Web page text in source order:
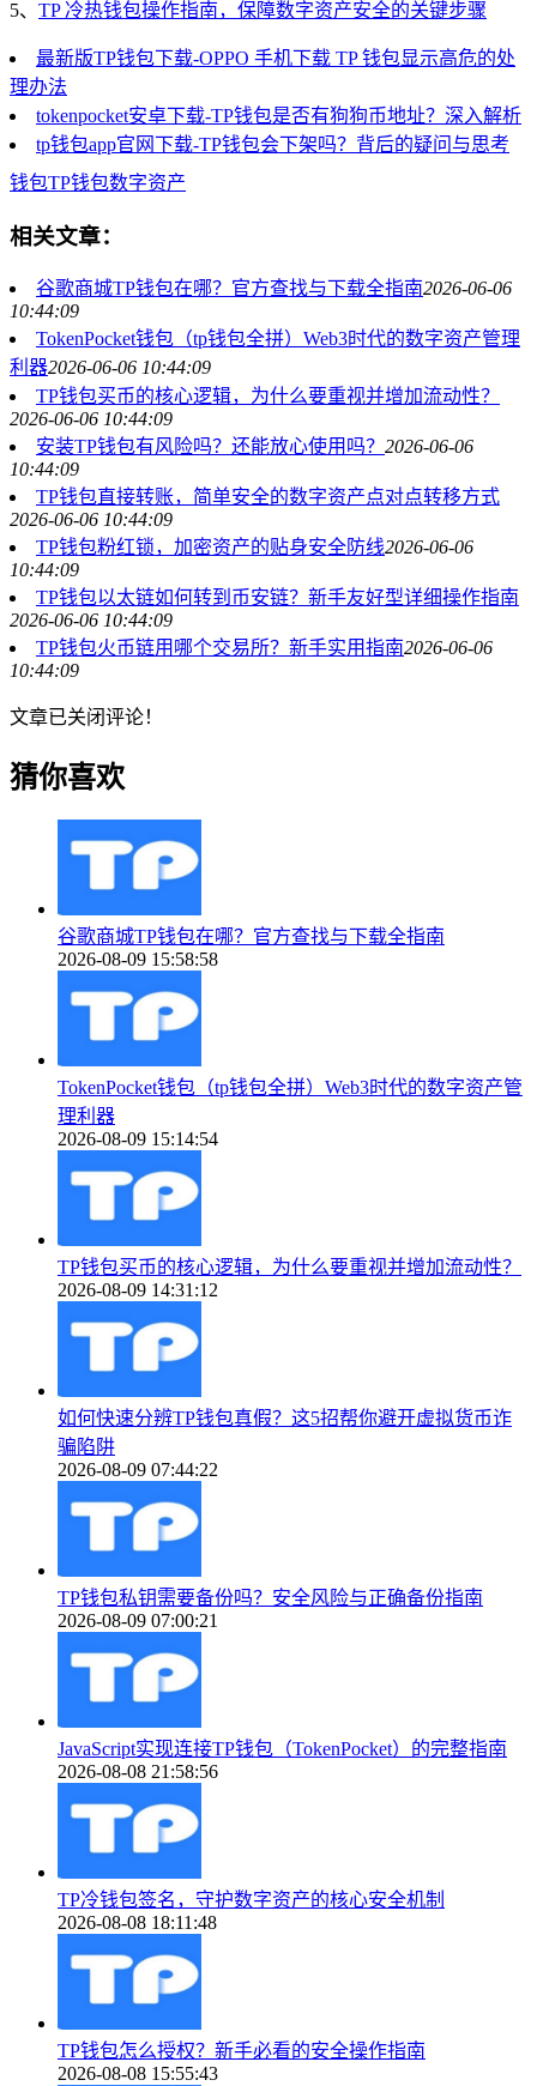
5、 TP 冷热钱包操作指南，保障数字资产安全的关键步骤
最新版TP钱包下载-OPPO 手机下载 TP 钱包显示高危的处
理办法
tokenpocket安卓下载-TP钱包是否有狗狗币地址？深入解析
tp钱包app官网下载-TP钱包会下架吗？背后的疑问与思考
钱包TP钱包数字资产
相关文章：
谷歌商城TP钱包在哪？官方查找与下载全指南2026-06-06
10:44:09
TokenPocket钱包（tp钱包全拼）Web3时代的数字资产管理
利器2026-06-06 10:44:09
TP钱包买币的核心逻辑，为什么要重视并增加流动性？
2026-06-06 10:44:09
安装TP钱包有风险吗？还能放心使用吗？ 2026-06-06
10:44:09
TP钱包直接转账，简单安全的数字资产点对点转移方式
2026-06-06 10:44:09
TP钱包粉红锁，加密资产的贴身安全防线2026-06-06
10:44:09
TP钱包以太链如何转到币安链？新手友好型详细操作指南
2026-06-06 10:44:09
TP钱包火币链用哪个交易所？新手实用指南2026-06-06
10:44:09
文章已关闭评论！
猜你喜欢
谷歌商城TP钱包在哪？官方查找与下载全指南
2026-08-09 15:58:58
TokenPocket钱包（tp钱包全拼）Web3时代的数字资产管
理利器
2026-08-09 15:14:54
TP钱包买币的核心逻辑，为什么要重视并增加流动性？
2026-08-09 14:31:12
如何快速分辨TP钱包真假？这5招帮你避开虚拟货币诈
骗陷阱
2026-08-09 07:44:22
TP钱包私钥需要备份吗？安全风险与正确备份指南
2026-08-09 07:00:21
JavaScript实现连接TP钱包（TokenPocket）的完整指南
2026-08-08 21:58:56
TP冷钱包签名，守护数字资产的核心安全机制
2026-08-08 18:11:48
TP钱包怎么授权？新手必看的安全操作指南
2026-08-08 15:55:43